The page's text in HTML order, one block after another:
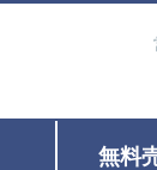
無料